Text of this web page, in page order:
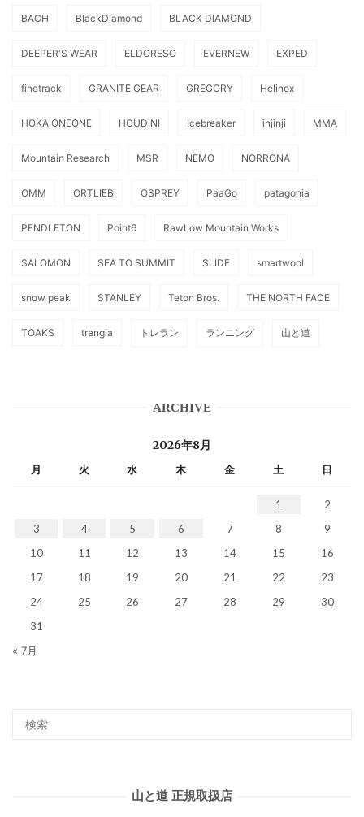
BACH BlackDiamond BLACK DIAMOND
DEEPER'S WEAR ELDORESO EVERNEW EXPED
finetrack GRANITE GEAR GREGORY Helinox
HOKA ONEONE HOUDINI Icebreaker injinji MMA
Mountain Research MSR NEMO NORRONA
OMM ORTLIEB OSPREY PaaGo patagonia
PENDLETON Point6 RawLow Mountain Works
SALOMON SEA TO SUMMIT SLIDE smartwool
snow peak STANLEY Teton Bros. THE NORTH FACE
TOAKS trangia トレラン ランニング 山と道
ARCHIVE
2026年8月
月 火 水 木 金 土 日
1
2
3
4 5 6 7 8
9
10
11 12 13 14 15
16
17
18 19 20 21 22
23
24
25 26 27 28 29
30
31
« 7月
山と道 正規取扱店